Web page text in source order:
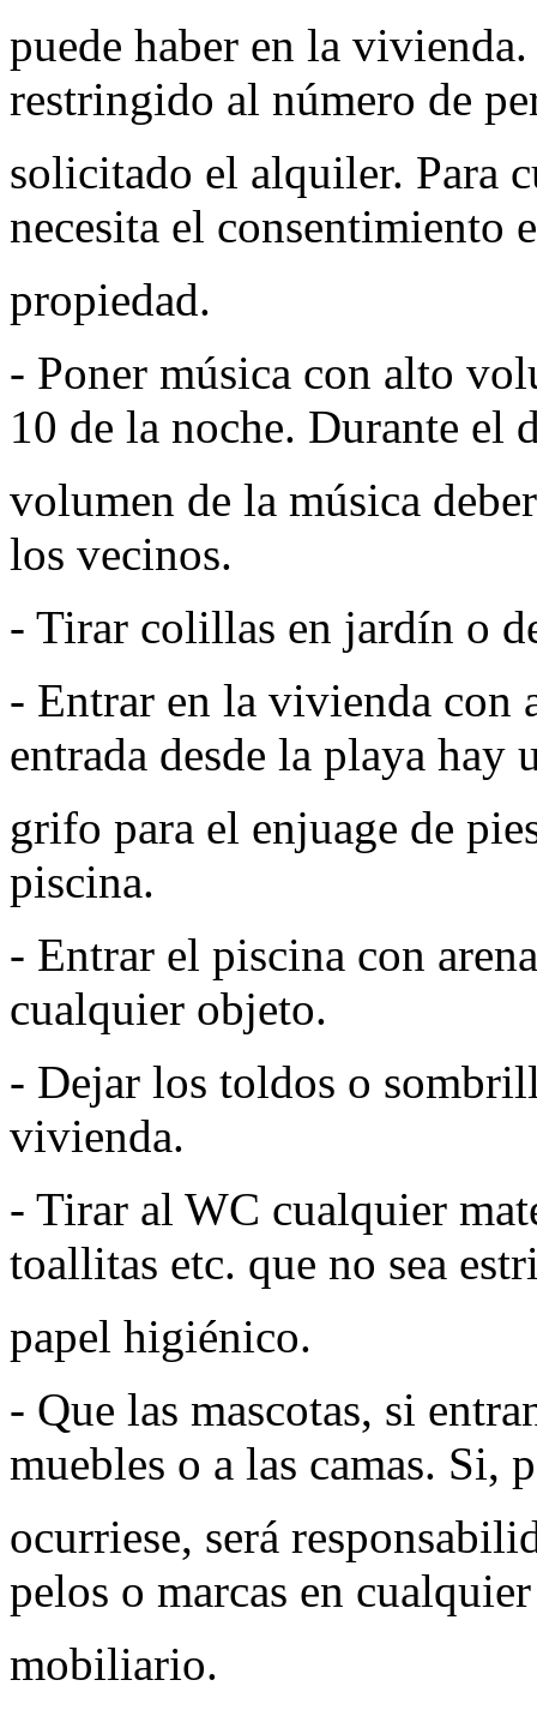
puede haber en la
restringido al número de
solicitado el alquiler. Para
necesita el consentimiento
propiedad.
- Poner música con alto
10 de la noche. Durante el
volumen de la música
los vecinos.
- Tirar colillas en jardín o
- Entrar en la vivienda con
entrada desde la playa hay
grifo para el enjuage de
piscina.
- Entrar el piscina con
cualquier objeto.
- Dejar los toldos o
vivienda.
- Tirar al WC cualquier
toallitas etc. que no sea
papel higiénico.
- Que las mascotas, si
muebles o a las camas. Si,
ocurriese, será
pelos o marcas en
mobiliario.